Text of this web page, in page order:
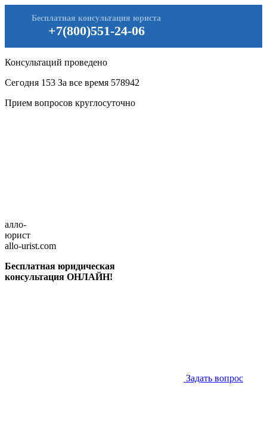
+7(800)551-24-06
Бесплатная консультация юриста
Консультаций проведено
Сегодня 153 За все время 578942
Прием вопросов круглосуточно
алло-
юрист
allo-urist.com
Бесплатная юридическая
консультация ОНЛАЙН!
Задать вопрос